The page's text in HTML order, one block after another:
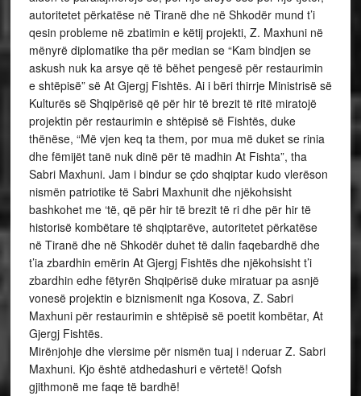
autoritetet përkatëse në Tiranë dhe në Shkodër mund t’i
qesin probleme në zbatimin e këtij projekti, Z. Maxhuni në
mënyrë diplomatike tha për median se “Kam bindjen se
askush nuk ka arsye që të bëhet pengesë për restaurimin
e shtëpisë” së At Gjergj Fishtës. Ai i bëri thirrje Ministrisë së
Kulturës së Shqipërisë që për hir të brezit të ritë miratojë
projektin për restaurimin e shtëpisë së Fishtës, duke
thënëse, “Më vjen keq ta them, por mua më duket se rinia
dhe fëmijët tanë nuk dinë për të madhin At Fishta”, tha
Sabri Maxhuni. Jam i bindur se çdo shqiptar kudo vlerëson
nismën patriotike të Sabri Maxhunit dhe njëkohsisht
bashkohet me ‘të, që për hir të brezit të ri dhe për hir të
historisë kombëtare të shqiptarëve, autoritetet përkatëse
në Tiranë dhe në Shkodër duhet të dalin faqebardhë dhe
t’ia zbardhin emërin At Gjergj Fishtës dhe njëkohsisht t’i
zbardhin edhe fëtyrën Shqipërisë duke miratuar pa asnjë
vonesë projektin e biznismenit nga Kosova, Z. Sabri
Maxhuni për restaurimin e shtëpisë së poetit kombëtar, At
Gjergj Fishtës.
Mirënjohje dhe vlersime për nismën tuaj i nderuar Z. Sabri
Maxhuni. Kjo është atdhedashuri e vërtetë! Qofsh
gjithmonë me faqe të bardhë!